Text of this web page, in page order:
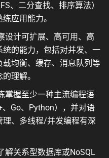
、二分查找、排序算法）
应用能力。
设计可扩展、高可用、高
统的能力，包括对并发、一
载均衡、缓存、消息队列等
理解。
掌握至少一种主流编程语
Go、Python），并对语
理、多线程/并发编程有深
解关系型数据库或NoSQL